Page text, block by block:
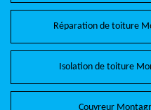
Réparation de toiture
Isolation de toiture
Couvreur